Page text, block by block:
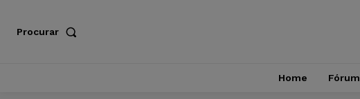
Procurar
Home Fórum